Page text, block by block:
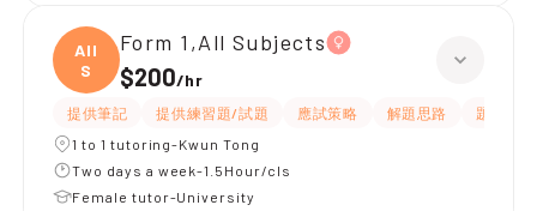
All
S
Form 1,All Subjects
$200/hr
提供筆記 提供練習題/試題 應試策略 解題思路
題目講解
1 to 1 tutoring-Kwun Tong
Two days a week-1.5Hour/cls
Female tutor-University